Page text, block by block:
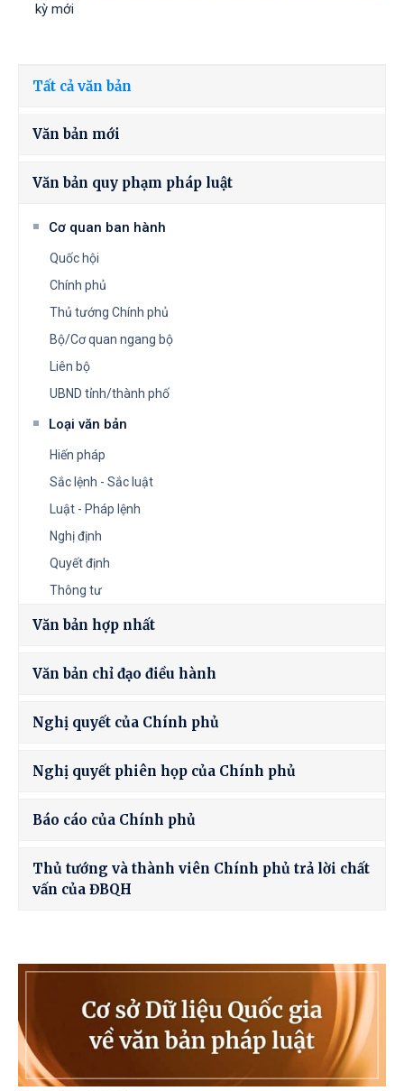
kỳ mới
Tất cả văn bản
Văn bản mới
Văn bản quy phạm pháp luật
Cơ quan ban hành
Quốc hội
Chính phủ
Thủ tướng Chính phủ
Bộ/Cơ quan ngang bộ
Liên bộ
UBND tỉnh/thành phố
Loại văn bản
Hiến pháp
Sắc lệnh - Sắc luật
Luật - Pháp lệnh
Nghị định
Quyết định
Thông tư
Văn bản hợp nhất
Văn bản chỉ đạo điều hành
Nghị quyết của Chính phủ
Nghị quyết phiên họp của Chính phủ
Báo cáo của Chính phủ
Thủ tướng và thành viên Chính phủ trả lời chất
vấn của ĐBQH